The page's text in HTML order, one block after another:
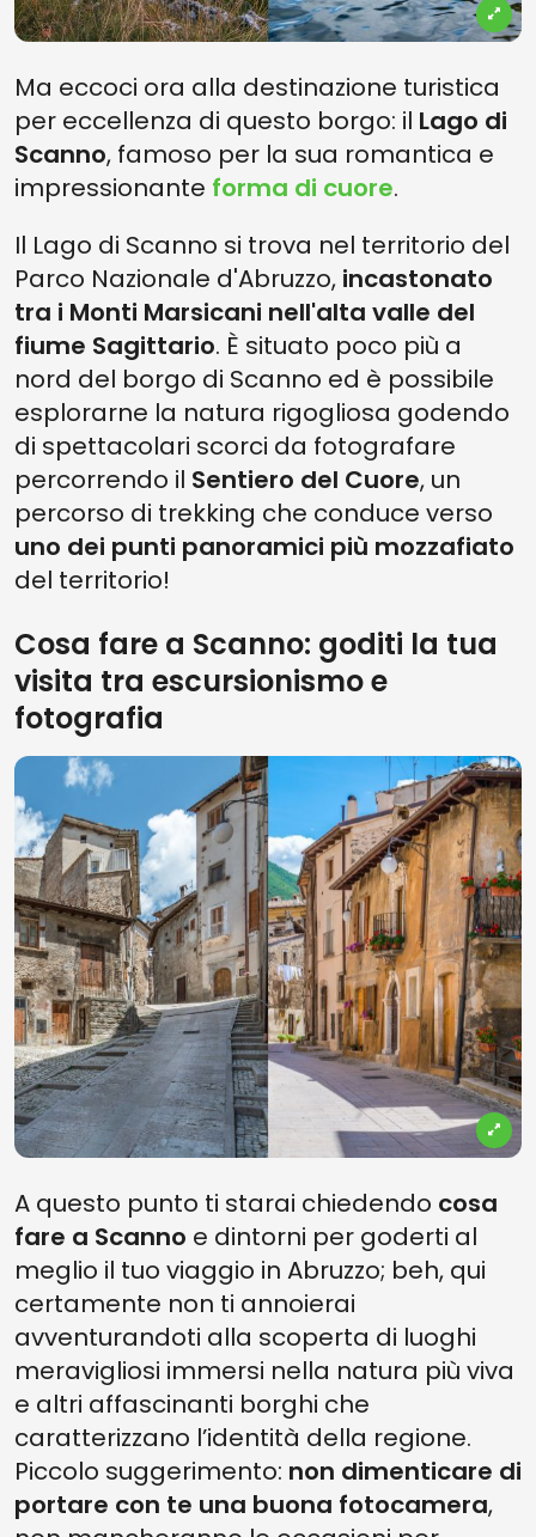
Ma eccoci ora alla destinazione turistica
per eccellenza di questo borgo: il Lago di
Scanno, famoso per la sua romantica e
impressionante forma di cuore.
Il Lago di Scanno si trova nel territorio del
Parco Nazionale d'Abruzzo, incastonato
tra i Monti Marsicani nell'alta valle del
fiume Sagittario. È situato poco più a
nord del borgo di Scanno ed è possibile
esplorarne la natura rigogliosa godendo
di spettacolari scorci da fotografare
percorrendo il Sentiero del Cuore, un
percorso di trekking che conduce verso
uno dei punti panoramici più mozzafiato
del territorio!
Cosa fare a Scanno: goditi la tua
visita tra escursionismo e
fotografia
A questo punto ti starai chiedendo cosa
fare a Scanno e dintorni per goderti al
meglio il tuo viaggio in Abruzzo; beh, qui
certamente non ti annoierai
avventurandoti alla scoperta di luoghi
meravigliosi immersi nella natura più viva
e altri affascinanti borghi che
caratterizzano l’identità della regione.
Piccolo suggerimento: non dimenticare di
portare con te una buona fotocamera,